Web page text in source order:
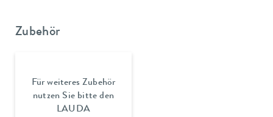
Zubehör
Für weiteres Zubehör
nutzen Sie bitte den
LAUDA